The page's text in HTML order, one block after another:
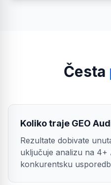
Česta
Koliko traje GEO
Rezultate dobivate
uključuje analizu na 4+
konkurentsku